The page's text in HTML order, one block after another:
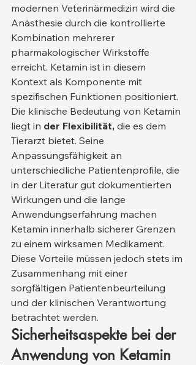
modernen Veterinärmedizin wird die
Anästhesie durch die kontrollierte
Kombination mehrerer
pharmakologischer Wirkstoffe
erreicht. Ketamin ist in diesem
Kontext als Komponente mit
spezifischen Funktionen positioniert.
Die klinische Bedeutung von Ketamin
liegt in der Flexibilität, die es dem
Tierarzt bietet. Seine
Anpassungsfähigkeit an
unterschiedliche Patientenprofile, die
in der Literatur gut dokumentierten
Wirkungen und die lange
Anwendungserfahrung machen
Ketamin innerhalb sicherer Grenzen
zu einem wirksamen Medikament.
Diese Vorteile müssen jedoch stets im
Zusammenhang mit einer
sorgfältigen Patientenbeurteilung
und der klinischen Verantwortung
betrachtet werden.
Sicherheitsaspekte bei der
Anwendung von Ketamin